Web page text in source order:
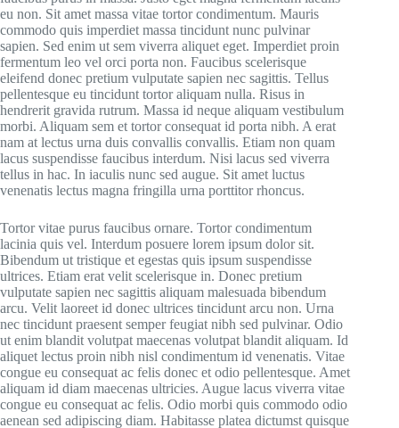
eu non. Sit amet massa vitae tortor condimentum. Mauris
commodo quis imperdiet massa tincidunt nunc pulvinar
sapien. Sed enim ut sem viverra aliquet eget. Imperdiet proin
fermentum leo vel orci porta non. Faucibus scelerisque
eleifend donec pretium vulputate sapien nec sagittis. Tellus
pellentesque eu tincidunt tortor aliquam nulla. Risus in
hendrerit gravida rutrum. Massa id neque aliquam vestibulum
morbi. Aliquam sem et tortor consequat id porta nibh. A erat
nam at lectus urna duis convallis convallis. Etiam non quam
lacus suspendisse faucibus interdum. Nisi lacus sed viverra
tellus in hac. In iaculis nunc sed augue. Sit amet luctus
venenatis lectus magna fringilla urna porttitor rhoncus.
Tortor vitae purus faucibus ornare. Tortor condimentum
lacinia quis vel. Interdum posuere lorem ipsum dolor sit.
Bibendum ut tristique et egestas quis ipsum suspendisse
ultrices. Etiam erat velit scelerisque in. Donec pretium
vulputate sapien nec sagittis aliquam malesuada bibendum
arcu. Velit laoreet id donec ultrices tincidunt arcu non. Urna
nec tincidunt praesent semper feugiat nibh sed pulvinar. Odio
ut enim blandit volutpat maecenas volutpat blandit aliquam. Id
aliquet lectus proin nibh nisl condimentum id venenatis. Vitae
congue eu consequat ac felis donec et odio pellentesque. Amet
aliquam id diam maecenas ultricies. Augue lacus viverra vitae
congue eu consequat ac felis. Odio morbi quis commodo odio
aenean sed adipiscing diam. Habitasse platea dictumst quisque